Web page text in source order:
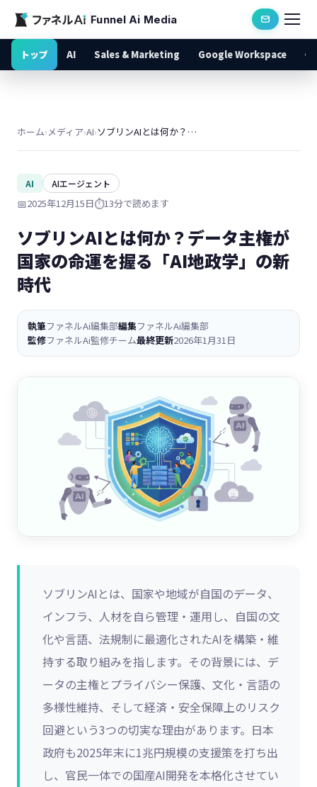
Funnel Ai Media
トップ AI Sales & Marketing Google Workspace
ホーム›メディア›AI› ソブリンAIとは何か？データ主権が国家の命運を握る「AI地政学」の新時代
AI AIエージェント
📅2025年12月15日⏱️13分で読めます
ソブリンAIとは何か？データ主権が
国家の命運を握る「AI地政学」の新
時代
執筆ファネルAi編集部編集ファネルAi編集部
監修ファネルAi監修チーム最終更新2026年1月31日
ソブリンAIとは、国家や地域が自国のデータ、
インフラ、人材を自ら管理・運用し、自国の文
化や言語、法規制に最適化されたAIを構築・維
持する取り組みを指します。その背景には、デ
ータの主権とプライバシー保護、文化・言語の
多様性維持、そして経済・安全保障上のリスク
回避という3つの切実な理由があります。日本
政府も2025年末に1兆円規模の支援策を打ち出
し、官民一体での国産AI開発を本格化させてい